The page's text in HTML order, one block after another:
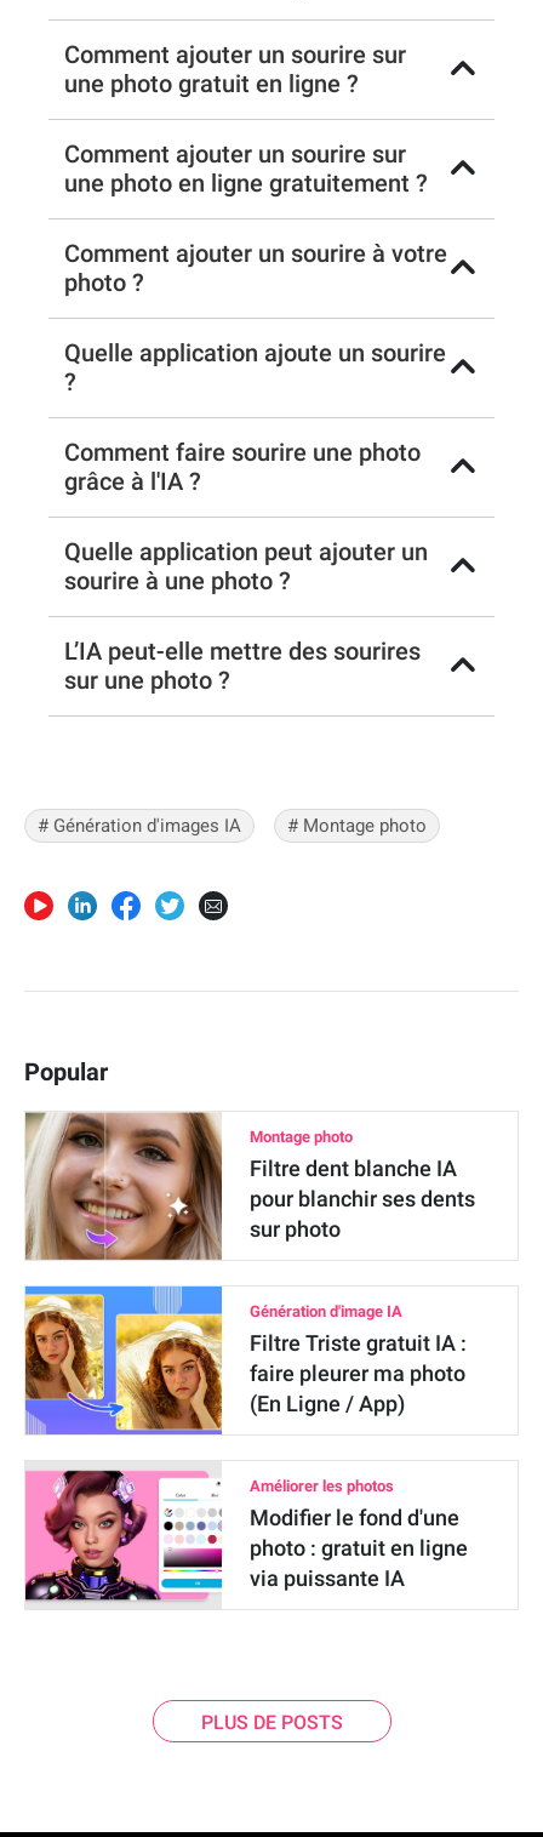
Comment ajouter un sourire sur
une photo gratuit en ligne ?
Comment ajouter un sourire sur
une photo en ligne gratuitement ?
Comment ajouter un sourire à votre
photo ?
Quelle application ajoute un sourire
?
Comment faire sourire une photo
grâce à l'IA ?
Quelle application peut ajouter un
sourire à une photo ?
L’IA peut-elle mettre des sourires
sur une photo ?
# Génération d'images IA # Montage photo
Popular
Montage photo
Filtre dent blanche IA
pour blanchir ses dents
sur photo
Génération d'image IA
Filtre Triste gratuit IA :
faire pleurer ma photo
(En Ligne / App)
Améliorer les photos
Modifier le fond d'une
photo : gratuit en ligne
via puissante IA
PLUS DE POSTS